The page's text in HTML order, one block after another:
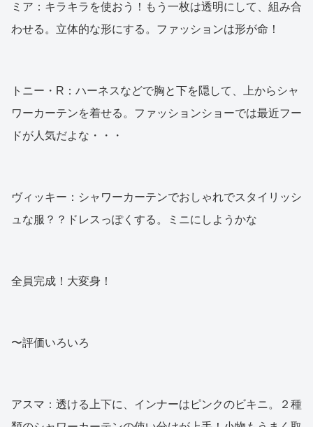
ミア：キラキラを使おう！もう一枚は透明にして、組み合
わせる。立体的な形にする。ファッションは形が命！
トニー・R：ハーネスなどで胸と下を隠して、上からシャ
ワーカーテンを着せる。ファッションショーでは最近フー
ドが人気だよな・・・
ヴィッキー：シャワーカーテンでおしゃれでスタイリッシ
ュな服？？ドレスっぽくする。ミニにしようかな
全員完成！大変身！
〜評価いろいろ
アスマ：透ける上下に、インナーはピンクのビキニ。２種